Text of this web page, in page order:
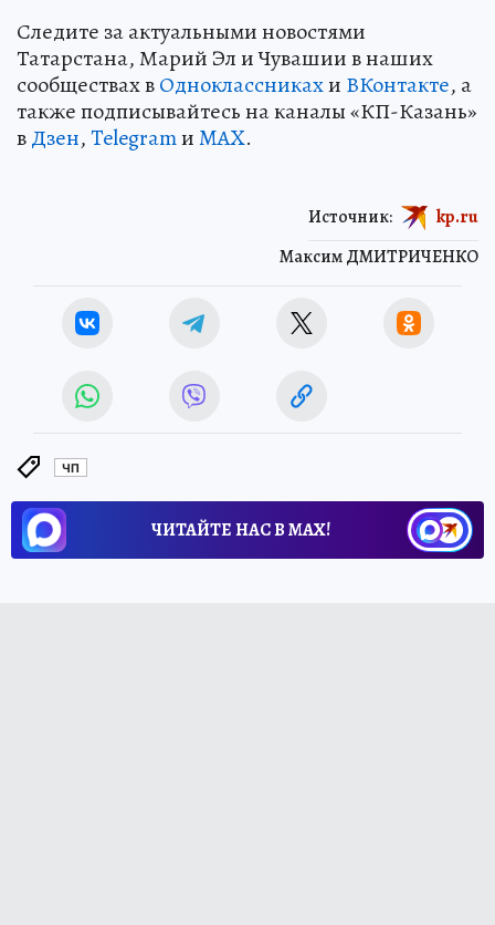
Следите за актуальными новостями
Татарстана, Марий Эл и Чувашии в наших
сообществах вОдноклассникахи ВКонтакте, а
также подписывайтесь на каналы «КП-Казань»
вДзен,TelegramиMAX.
Максим ДМИТРИЧЕНКО
Источник: kp.ru
ЧП
ЧИТАЙТЕ НАС В МАХ!